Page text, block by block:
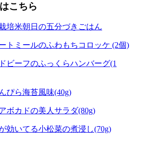
こちら
培米朝日の五分づきごはん
トミールのふわもちコロッケ (2個)
ビーフのふっくらハンバーグ(1
ぴら海苔風味(40g)
ボカドの美人サラダ(80g)
効いてる小松菜の煮浸し(70g)